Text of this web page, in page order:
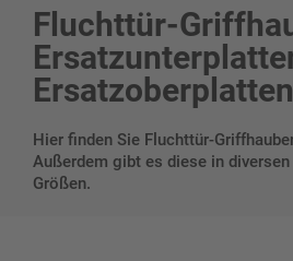
Fluchttür-
Ersatzoberplatten
Hier finden Sie Fluchttür-
Außerdem gibt es diese in
Größen.